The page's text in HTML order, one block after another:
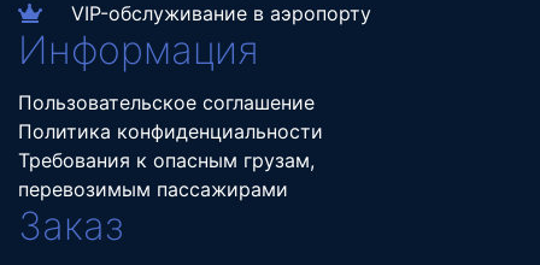
VIP-обслуживание в аэропорту
Информация
Пользовательское соглашение
Политика конфиденциальности
Требования к опасным грузам,
перевозимым пассажирами
Заказ